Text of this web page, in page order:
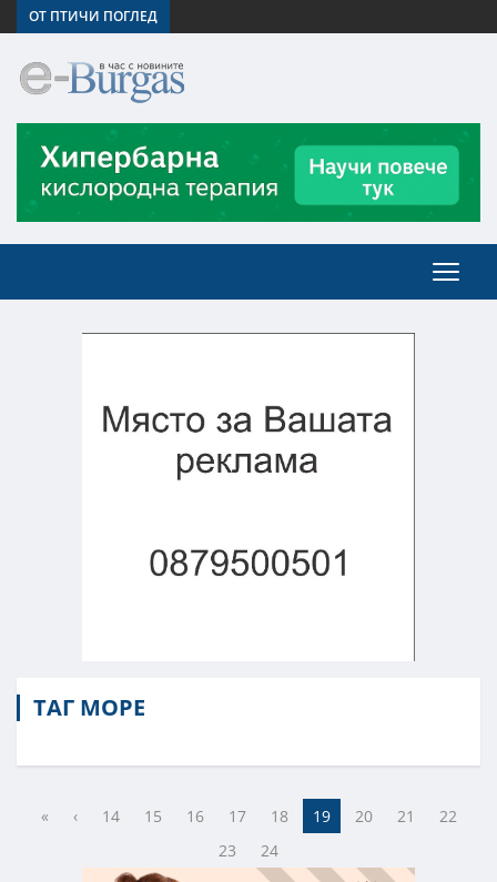
ОТ ПТИЧИ ПОГЛЕД
ТАГ МОРЕ
« ‹ 14 15 16 17 18 19 20 21
22
23
24